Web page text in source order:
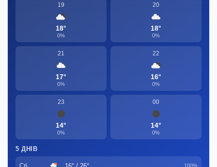
19
18°
0%
20
18°
0%
21
17°
0%
22
16°
0%
23
14°
0%
00
14°
0%
5 ДНІВ
100%